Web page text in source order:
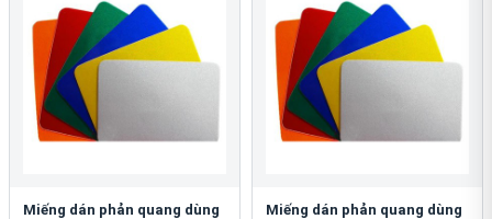
Miếng dán phản quang dùng
Miếng dán phản quang dùng